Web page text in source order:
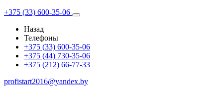
+375 (33) 600-35-06
Назад
Телефоны
+375 (33) 600-35-06
+375 (44) 730-35-06
+375 (212) 66-77-33
profistart2016@yandex.by